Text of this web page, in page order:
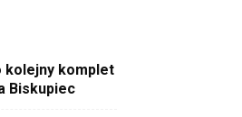
kolejny komplet
Biskupiec